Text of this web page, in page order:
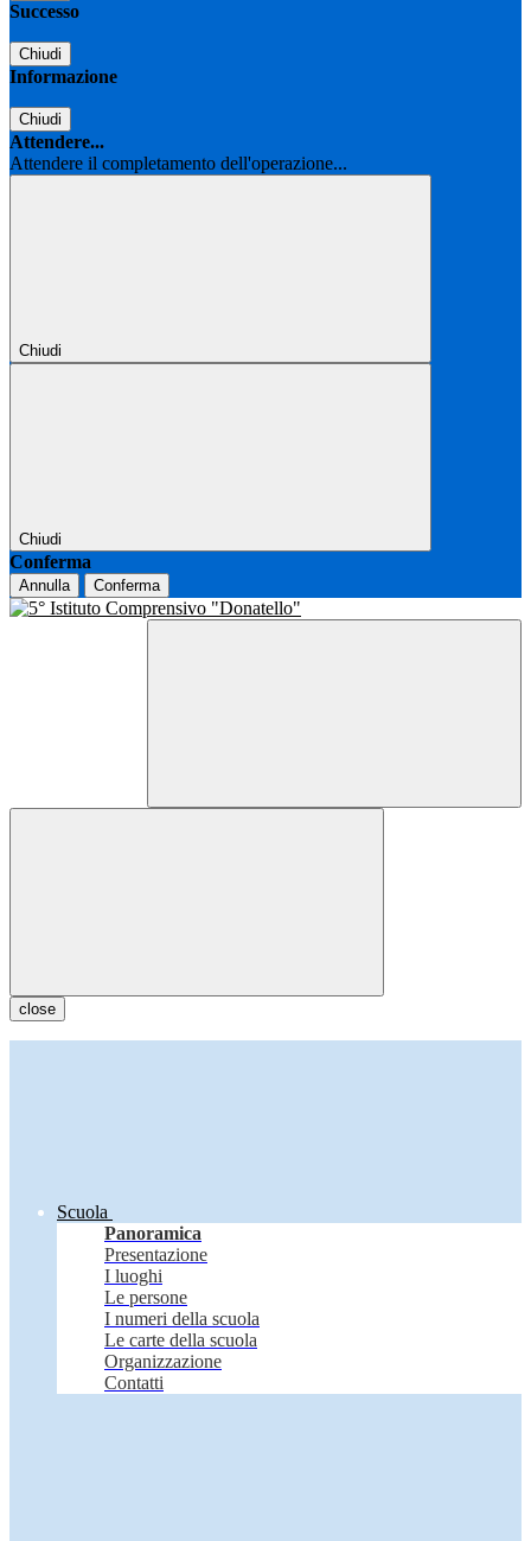
Successo
Chiudi
Informazione
Chiudi
Attendere...
Attendere il completamento dell'operazione...
Chiudi
Chiudi
Conferma
Annulla Conferma
close
Scuola
Panoramica
Presentazione
I luoghi
Le persone
I numeri della scuola
Le carte della scuola
Organizzazione
Contatti